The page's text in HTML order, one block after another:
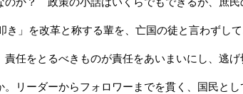
か？ 政策の小話はいくらでもできるが、庶
」を改革と称する輩を、亡国の徒と言わずし
任をとるべきものが責任をあいまいにし、逃
ーダーからフォロワーまでを貫く、国民とし